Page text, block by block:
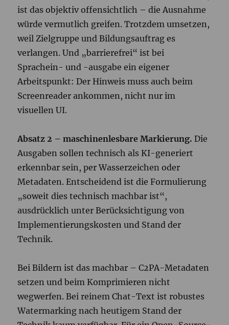
ist das objektiv offensichtlich – die Ausnahme
würde vermutlich greifen. Trotzdem umsetzen,
weil Zielgruppe und Bildungsauftrag es
verlangen. Und „barrierefrei“ ist bei
Sprachein- und -ausgabe ein eigener
Arbeitspunkt: Der Hinweis muss auch beim
Screenreader ankommen, nicht nur im
visuellen UI.
Absatz 2 – maschinenlesbare Markierung. Die
Ausgaben sollen technisch als KI-generiert
erkennbar sein, per Wasserzeichen oder
Metadaten. Entscheidend ist die Formulierung
„soweit dies technisch machbar ist“,
ausdrücklich unter Berücksichtigung von
Implementierungskosten und Stand der
Technik.
Bei Bildern ist das machbar – C2PA-Metadaten
setzen und beim Komprimieren nicht
wegwerfen. Bei reinem Chat-Text ist robustes
Watermarking nach heutigem Stand der